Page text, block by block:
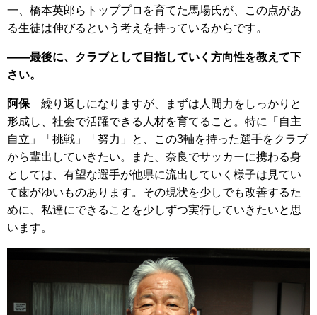
一、橋本英郎らトッププロを育てた馬場氏が、この点があ
る生徒は伸びるという考えを持っているからです。
――最後に、クラブとして目指していく方向性を教えて下
さい。
阿保繰り返しになりますが、まずは人間力をしっかりと
形成し、社会で活躍できる人材を育てること。特に「自主
自立」「挑戦」「努力」と、この3軸を持った選手をクラブ
から輩出していきたい。また、奈良でサッカーに携わる身
としては、有望な選手が他県に流出していく様子は見てい
て歯がゆいものあります。その現状を少しでも改善するた
めに、私達にできることを少しずつ実行していきたいと思
います。